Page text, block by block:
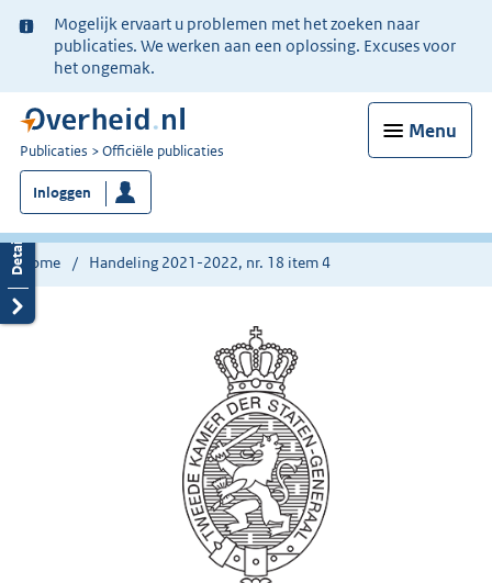
Ter
informatie:
Mogelijk ervaart u problemen met het zoeken naar
publicaties. We werken aan een oplossing. Excuses voor
het ongemak.
Menu
U
bent
nu
hier:
Publicaties Officiële publicaties
Inloggen
Home Handeling 2021-2022, nr. 18 item 4